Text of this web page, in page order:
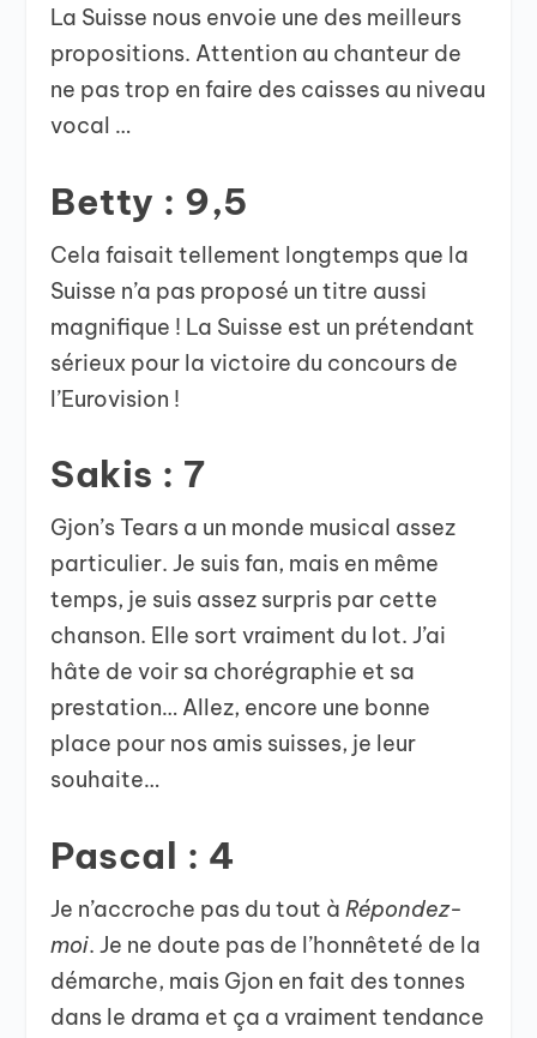
La Suisse nous envoie une des meilleurs
propositions. Attention au chanteur de
ne pas trop en faire des caisses au niveau
vocal …
Betty : 9,5
Cela faisait tellement longtemps que la
Suisse n’a pas proposé un titre aussi
magnifique ! La Suisse est un prétendant
sérieux pour la victoire du concours de
l’Eurovision !
Sakis : 7
Gjon’s Tears a un monde musical assez
particulier. Je suis fan, mais en même
temps, je suis assez surpris par cette
chanson. Elle sort vraiment du lot. J’ai
hâte de voir sa chorégraphie et sa
prestation… Allez, encore une bonne
place pour nos amis suisses, je leur
souhaite…
Pascal : 4
Je n’accroche pas du tout àRépondez-
moi. Je ne doute pas de l’honnêteté de la
démarche, mais Gjon en fait des tonnes
dans le drama et ça a vraiment tendance